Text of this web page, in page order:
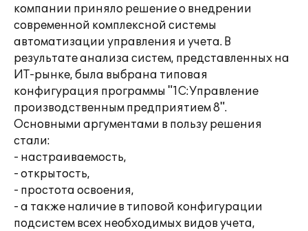
компании приняло решение о внедрении
современной комплексной системы
автоматизации управления и учета. В
результате анализа систем, представленных на
ИТ-рынке, была выбрана типовая
конфигурация программы "1С:Управление
производственным предприятием 8".
Основными аргументами в пользу решения
стали:
- настраиваемость,
- открытость,
- простота освоения,
- а также наличие в типовой конфигурации
подсистем всех необходимых видов учета,